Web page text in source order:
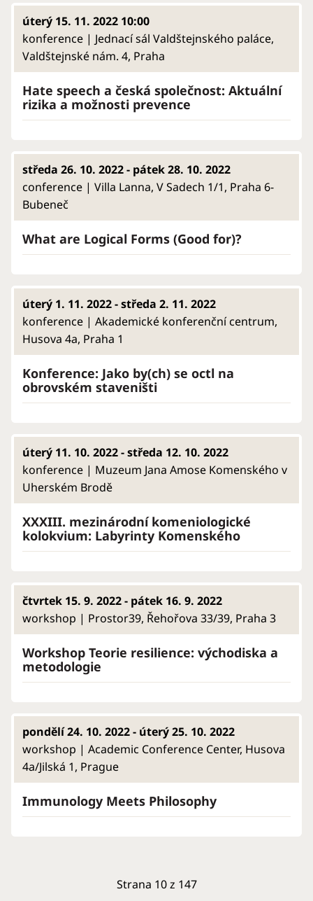
úterý 15. 11. 2022 10:00
konference | Jednací sál Valdštejnského paláce,
Valdštejnské nám. 4, Praha
Hate speech a česká společnost: Aktuální
rizika a možnosti prevence
středa 26. 10. 2022 - pátek 28. 10. 2022
conference | Villa Lanna, V Sadech 1/1, Praha 6-
Bubeneč
What are Logical Forms (Good for)?
úterý 1. 11. 2022 - středa 2. 11. 2022
konference | Akademické konferenční centrum,
Husova 4a, Praha 1
Konference: Jako by(ch) se octl na
obrovském staveništi
úterý 11. 10. 2022 - středa 12. 10. 2022
konference | Muzeum Jana Amose Komenského v
Uherském Brodě
XXXIII. mezinárodní komeniologické
kolokvium: Labyrinty Komenského
čtvrtek 15. 9. 2022 - pátek 16. 9. 2022
workshop | Prostor39, Řehořova 33/39, Praha 3
Workshop Teorie resilience: východiska a
metodologie
pondělí 24. 10. 2022 - úterý 25. 10. 2022
workshop | Academic Conference Center, Husova
4a/Jilská 1, Prague
Immunology Meets Philosophy
Strana 10 z 147